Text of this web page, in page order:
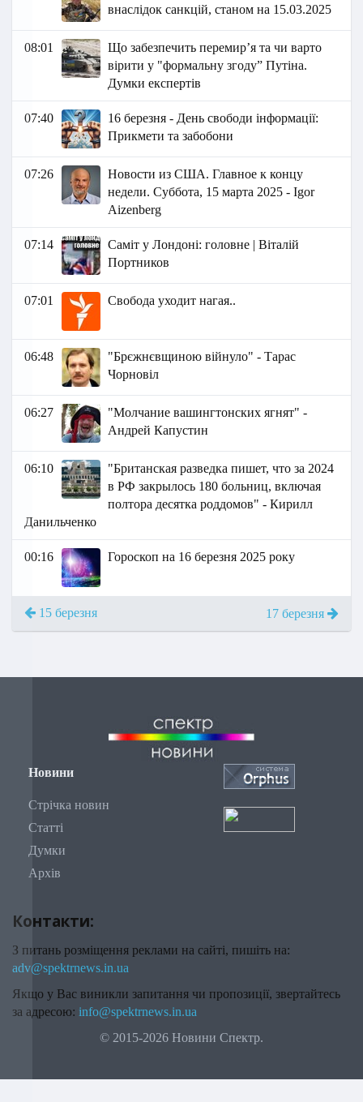
внаслідок санкцій, станом на 15.03.2025
08:01
Що забезпечить перемир’я та чи варто
вірити у "формальну згоду” Путіна.
Думки експертів
07:40
16 березня - День свободи інформації:
Прикмети та забобони
07:26
Новости из США. Главное к концу
недели. Суббота, 15 марта 2025 - Igor
Aizenberg
07:14
Саміт у Лондоні: головне | Віталій
Портников
07:01 Свобода уходит нагая..
06:48
"Брєжнєвщиною війнуло" - Тарас
Чорновіл
06:27
"Молчание вашингтонских ягнят" -
Андрей Капустин
06:10
"Британская разведка пишет, что за 2024
в РФ закрылось 180 больниц, включая
полтора десятка роддомов" - Кирилл
Данильченко
00:16 Гороскоп на 16 березня 2025 року
15 березня 17 березня
Новини
Стрічка новин
Статті
Думки
Архів
Контакти:
З питань розміщення реклами на сайті, пишіть на:
adv@spektrnews.in.ua
Якщо у Вас виникли запитання чи пропозиції, звертайтесь
за адресою: info@spektrnews.in.ua
© 2015-2026 Новини Спектр.